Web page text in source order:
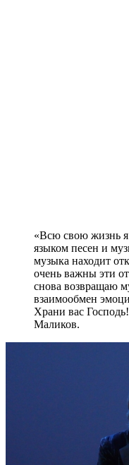
«Всю свою жизнь я
языком песен и
музыка находит
очень важны эти
снова возвращаю
взаимообмен
Храни вас
Маликов.